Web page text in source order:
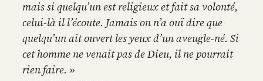
mais si quelqu’un est religieux et fait sa volonté,
celui-là il l’écoute. Jamais on n’a ouï dire que
quelqu’un ait ouvert les yeux d’un aveugle-né. Si
cet homme ne venait pas de Dieu, il ne pourrait
rien faire. »